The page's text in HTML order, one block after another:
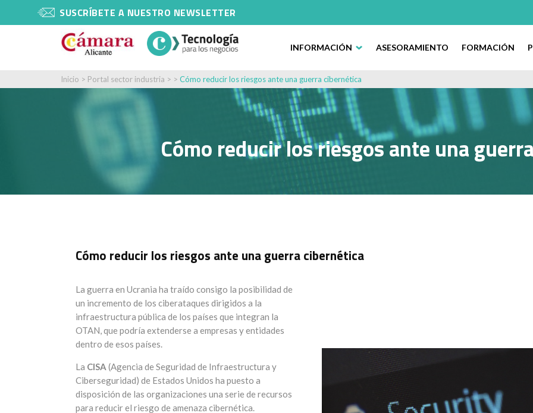
SUSCRÍBETE A NUESTRO NEWSLETTER
INFORMACIÓN ASESORAMIENTO FORMACIÓN
Inicio > Portal sector industria > > Cómo reducir los riesgos ante una guerra cibernética
Cómo reducir los riesgos ante una
Cómo reducir los riesgos ante una guerra cibernética
La guerra en Ucrania ha traído consigo la posibilidad de
un incremento de los ciberataques dirigidos a la
infraestructura pública de los países que integran la
OTAN, que podría extenderse a empresas y entidades
dentro de esos países.
La CISA (Agencia de Seguridad de Infraestructura y
Ciberseguridad) de Estados Unidos ha puesto a
disposición de las organizaciones una serie de recursos
para reducir el riesgo de amenaza cibernética.